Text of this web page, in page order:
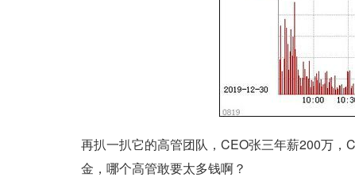
再扒一扒它的高管团队，CEO张三年薪200万，
金，哪个高管敢要太多钱啊？